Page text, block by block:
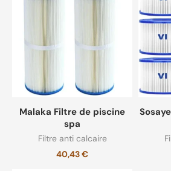
Malaka Filtre de piscine
spa
Filtre anti calcaire
40,43€